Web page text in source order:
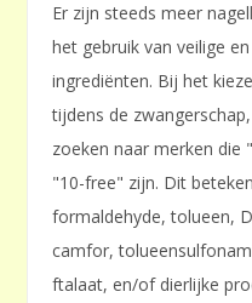
Er zijn steeds meer
het gebruik van veilige
ingrediënten. Bij het
tijdens de
zoeken naar merken
"10-free" zijn. Dit
formaldehyde, tolueen,
camfor,
ftalaat, en/of dierlijke